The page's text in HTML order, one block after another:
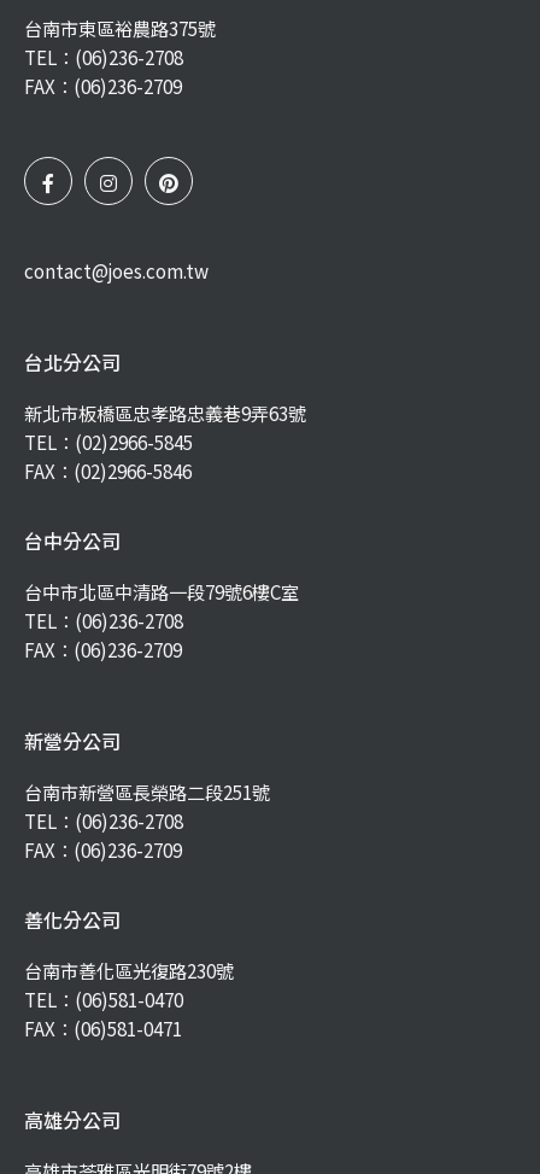
台南市東區裕農路375號
TEL： (06)236-2708
FAX：(06)236-2709
contact@joes.com.tw
台北分公司
新北市板橋區忠孝路忠義巷9弄63號
TEL： (02)2966-5845
FAX：(02)2966-5846
台中分公司
台中市北區中清路一段79號6樓C室
TEL： (06)236-2708
FAX：(06)236-2709
新營分公司
台南市新營區長榮路二段251號
TEL： (06)236-2708
FAX：(06)236-2709
善化分公司
台南市善化區光復路230號
TEL： (06)581-0470
FAX：(06)581-0471
高雄分公司